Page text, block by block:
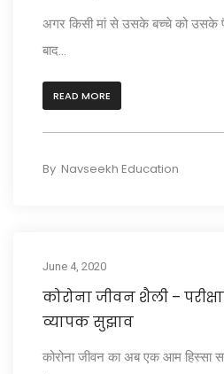
अगर किसी मां से उसके बच्चे को उसके
बाद...
READ MORE
By Navseekh Education
June 4, 2020
कोरोना जीवन शैली –
व्यापक सुझाव
कोरोना जीवन का अब एक आम हिस्सा